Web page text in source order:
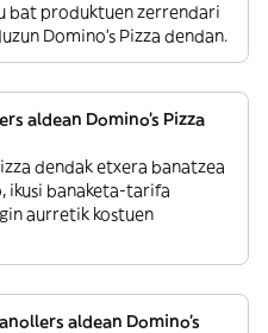
bat produktuen zerrendari
Domino's Pizza dendan.
aldean Domino's Pizza
dendak etxera banatzea
ikusi banaketa-tarifa
aurretik kostuen
aldean Domino's